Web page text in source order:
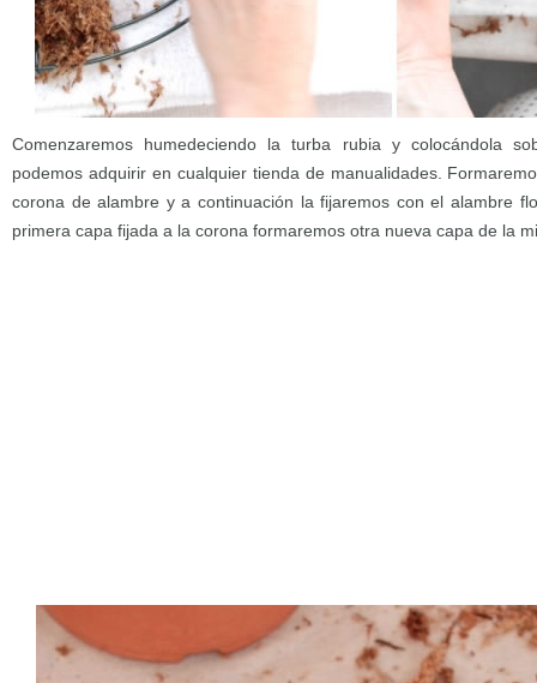
Comenzaremos humedeciendo la turba rubia y colocándola
podemos adquirir en cualquier tienda de manualidades.
corona de alambre y a continuación la fijaremos con el alambre
primera capa fijada a la corona formaremos otra nueva capa de la